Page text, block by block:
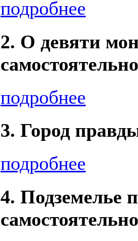
подробнее
2. О девяти
подробнее
3. Город
подробнее
4. Подземелье